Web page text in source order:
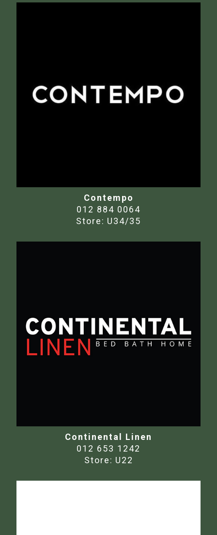
Contempo
012 884 0064
Store: U34/35
Continental Linen
012 653 1242
Store: U22